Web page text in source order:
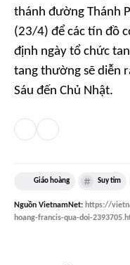
thánh đường Thánh
(23/4) để các tín đồ
định ngày tổ chức
tang thường sẽ diễn
Sáu đến Chủ Nhật.
Giáo hoàng Suy tim
Nguồn VietnamNet: https://
hoang-francis-qua-doi-